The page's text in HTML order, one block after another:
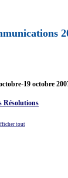
19 octobre
Résolutions
tout